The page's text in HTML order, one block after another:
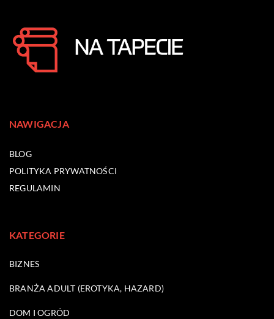
NAWIGACJA
BLOG
POLITYKA PRYWATNOŚCI
REGULAMIN
KATEGORIE
BIZNES
BRANŻA ADULT (EROTYKA, HAZARD)
DOM I OGRÓD